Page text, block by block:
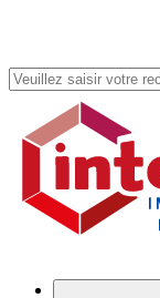
Rechercher
dans
site